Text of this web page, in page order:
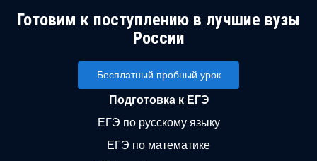
Готовим к поступлению в лучшие вузы
России
Бесплатный пробный урок
Подготовка к ЕГЭ
ЕГЭ по русскому языку
ЕГЭ по математике